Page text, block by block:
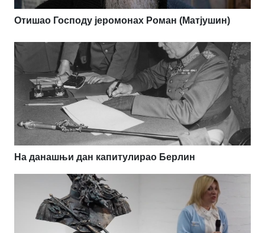
Отишао Господу јеромонах Роман (Матјушин)
На данашњи дан капитулирао Берлин